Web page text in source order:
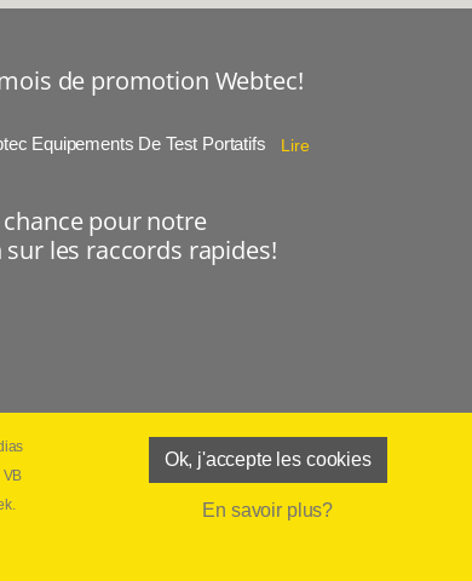
de promotion Webtec!
Equipements De Test Portatifs
Lire
chance pour notre
les raccords rapides!
VB
Ok, j'accepte les cookies
En savoir plus?